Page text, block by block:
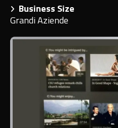
Business Size
Grandi Aziende